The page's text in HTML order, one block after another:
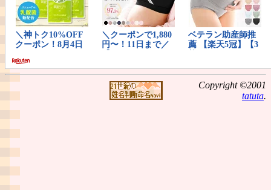
Copyright ©2001
tatuta.